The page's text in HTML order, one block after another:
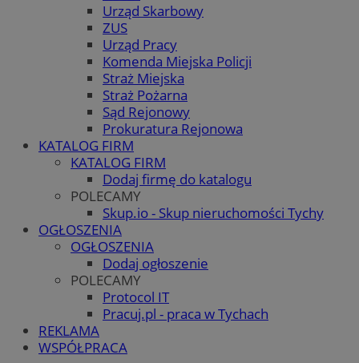
Urząd Skarbowy
ZUS
Urząd Pracy
Komenda Miejska Policji
Straż Miejska
Straż Pożarna
Sąd Rejonowy
Prokuratura Rejonowa
KATALOG FIRM
KATALOG FIRM
Dodaj firmę do katalogu
POLECAMY
Skup.io - Skup nieruchomości Tychy
OGŁOSZENIA
OGŁOSZENIA
Dodaj ogłoszenie
POLECAMY
Protocol IT
Pracuj.pl - praca w Tychach
REKLAMA
WSPÓŁPRACA